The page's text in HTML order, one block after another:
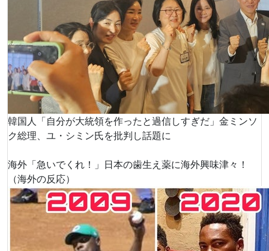
韓国人「自分が大統領を作ったと過信しすぎだ」金ミンソ
ク総理、ユ・シミン氏を批判し話題に
海外「急いでくれ！」日本の歯生え薬に海外興味津々！
（海外の反応）